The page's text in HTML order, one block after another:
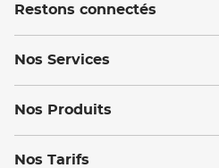
Restons connectés
Nos Services
Nos Produits
Nos Tarifs